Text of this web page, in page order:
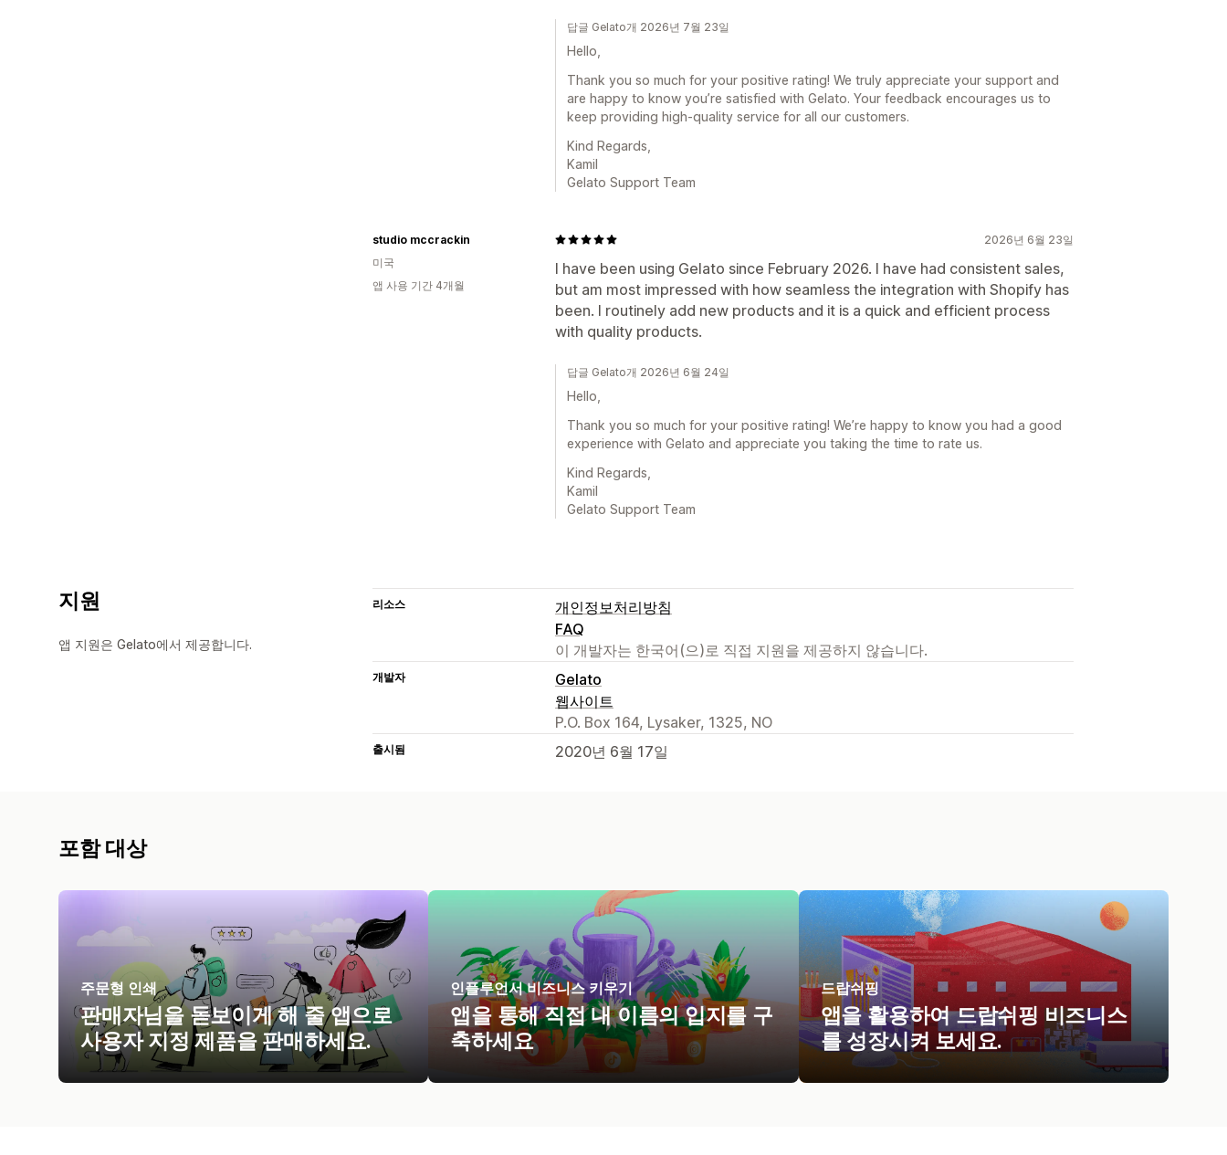
답글 Gelato개 2026년 7월 23일
Hello,
Thank you so much for your positive rating! We truly appreciate your support and
are happy to know you’re satisfied with Gelato. Your feedback encourages us to
keep providing high-quality service for all our customers.
Kind Regards,
Kamil
Gelato Support Team
2026년 6월 23일
I have been using Gelato since February 2026. I have had consistent sales,
but am most impressed with how seamless the integration with Shopify has
been. I routinely add new products and it is a quick and efficient process
with quality products.
studio mccrackin
미국
앱 사용 기간 4개월
답글 Gelato개 2026년 6월 24일
Hello,
Thank you so much for your positive rating! We’re happy to know you had a good
experience with Gelato and appreciate you taking the time to rate us.
Kind Regards,
Kamil
Gelato Support Team
지원
앱 지원은 Gelato에서 제공합니다.
리소스
개인정보처리방침
FAQ
이 개발자는 한국어(으)로 직접 지원을 제공하지 않습니다.
개발자
Gelato
웹사이트
P.O. Box 164, Lysaker, 1325, NO
출시됨 2020년 6월 17일
포함 대상
주문형 인쇄
판매자님을 돋보이게 해 줄 앱으로
사용자 지정 제품을 판매하세요.
인플루언서 비즈니스 키우기
앱을 통해 직접 내 이름의 입지를 구
축하세요
드랍쉬핑
앱을 활용하여 드랍쉬핑 비즈니스
를 성장시켜 보세요.